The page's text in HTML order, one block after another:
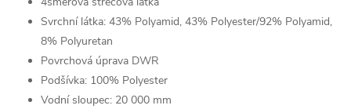
Svrchní látka: 43% Polyamid, 43% Polyester/92% Polyamid,
8% Polyuretan
Povrchová úprava DWR
Podšívka: 100% Polyester
Vodní sloupec: 20 000 mm